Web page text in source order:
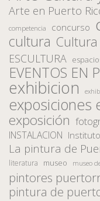
Arte en Puerto
competencia concurso
cultura
ESCULTURA
EVENTOS EN
exhibicion
exposiciones
exposición
INSTALACION
La pintura de
literatura museo museo
pintores
pintura de